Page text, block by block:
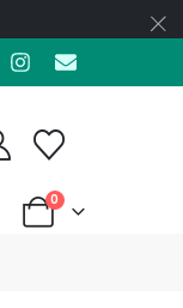
0